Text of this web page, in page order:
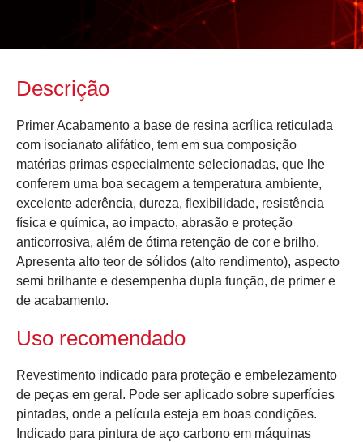
Descrição
Primer Acabamento a base de resina acrílica reticulada
com isocianato alifático, tem em sua composição
matérias primas especialmente selecionadas, que lhe
conferem uma boa secagem a temperatura ambiente,
excelente aderência, dureza, flexibilidade, resistência
física e química, ao impacto, abrasão e proteção
anticorrosiva, além de ótima retenção de cor e brilho.
Apresenta alto teor de sólidos (alto rendimento), aspecto
semi brilhante e desempenha dupla função, de primer e
de acabamento.
Uso recomendado
Revestimento indicado para proteção e embelezamento
de peças em geral. Pode ser aplicado sobre superfícies
pintadas, onde a película esteja em boas condições.
Indicado para pintura de aço carbono em máquinas